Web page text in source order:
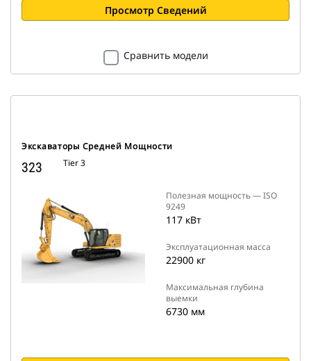
Просмотр Сведений
Сравнить модели
Экскаваторы Средней Мощности
323 Tier 3
Полезная мощность — ISO
9249
117 кВт
Эксплуатационная масса
22900 кг
Максимальная глубина
выемки
6730 мм